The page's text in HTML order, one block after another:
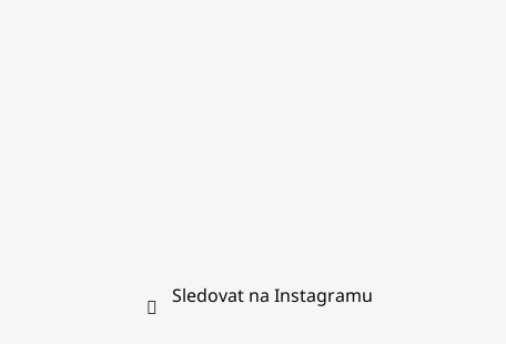
Sledovat na Instagramu